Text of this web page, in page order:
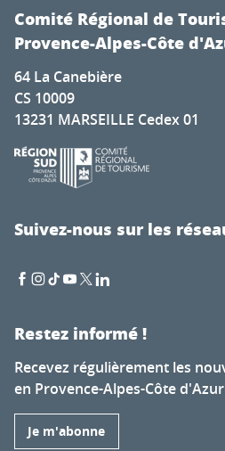
Comité Régional de
Provence-Alpes-Côte
64 La Canebière
CS 10009
13231 MARSEILLE Cedex 01
Suivez-nous sur les
Restez informé !
Recevez régulièrement les
en Provence-Alpes-Côte d'Azur
Je m'abonne